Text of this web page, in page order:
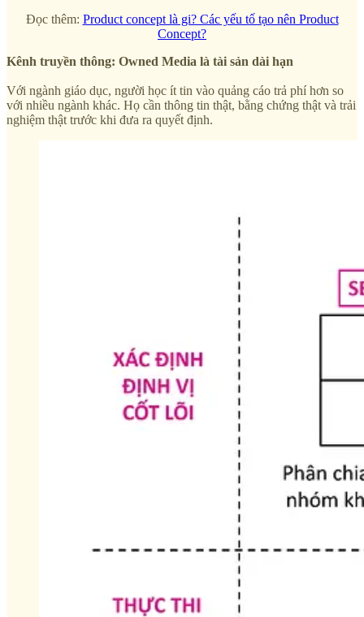
Đọc thêm: Product concept là gi? Các yếu tố tạo nên Product
Concept?
Kênh truyền thông: Owned Media là tài sản dài hạn
Với ngành giáo dục, người học ít tin vào quảng cáo trả phí hơn so
với nhiều ngành khác. Họ cần thông tin thật, bằng chứng thật và trải
nghiệm thật trước khi đưa ra quyết định.